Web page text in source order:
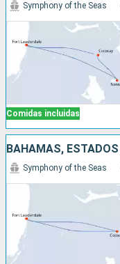
Comidas incluidas
Symphony of the Seas
BAHAMAS,
Symphony of the Seas